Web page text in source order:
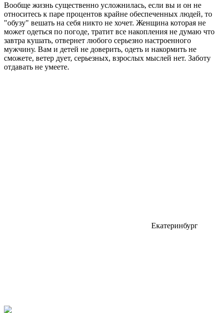
Вообще жизнь существенно усложнилась, если вы и он не
относитесь к паре процентов крайне обеспеченных людей, то
"обузу" вешать на себя никто не хочет. Женщина которая не
может одеться по погоде, тратит все накопления не думаю что
завтра кушать, отвернет любого серьезно настроенного
мужчину. Вам и детей не доверить, одеть и накормить не
сможете, ветер дует, серьезных, взрослых мыслей нет. Заботу
отдавать не умеете.
Екатеринбург